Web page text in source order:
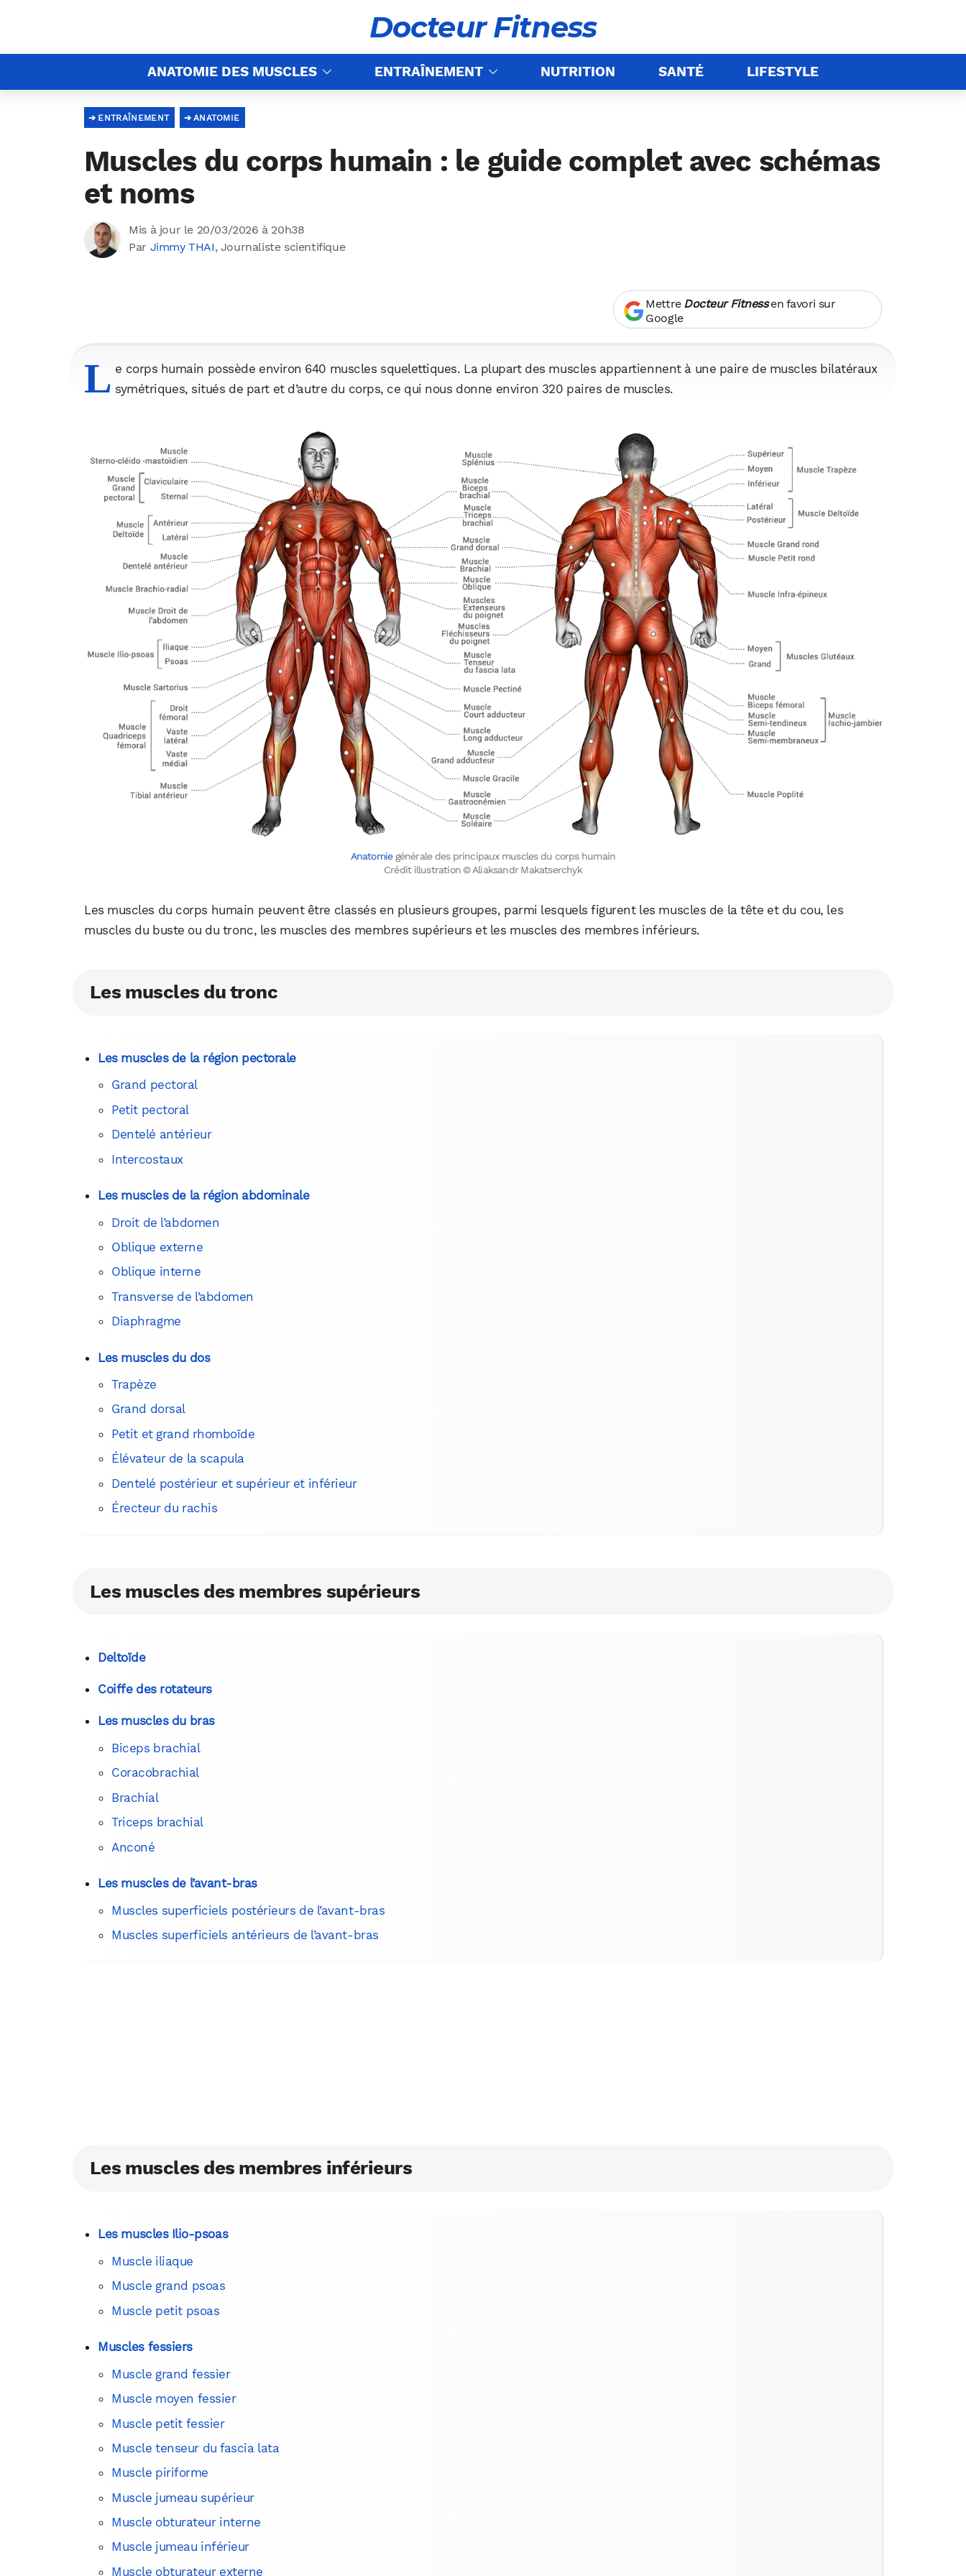
Docteur Fitness
ANATOMIE DES MUSCLES ENTRAÎNEMENT NUTRITION SANTÉ LIFESTYLE
ANATOMIE
ENTRAÎNEMENT
Muscles du corps humain : le guide complet avec schémas
et noms
Mis à jour le 20/03/2026 à 20h38
Par Jimmy THAI, Journaliste scientifique
Mettre Docteur Fitnessen favori sur
Google
L e corps humain possède environ 640 muscles squelettiques. La plupart des muscles appartiennent à une paire de muscles bilatéraux
symétriques, situés de part et d’autre du corps, ce qui nous donne environ 320 paires de muscles.
Anatomiegénérale des principaux muscles du corps humain
Crédit illustration © Aliaksandr Makatserchyk
Les muscles du corps humain peuvent être classés en plusieurs groupes, parmi lesquels figurent les muscles de la tête et du cou, les
muscles du buste ou du tronc, les muscles des membres supérieurs et les muscles des membres inférieurs.
Les muscles du tronc
Les muscles de la région pectorale
Grand pectoral
Petit pectoral
Dentelé antérieur
Intercostaux
Les muscles de la région abdominale
Droit de l’abdomen
Oblique externe
Oblique interne
Transverse de l’abdomen
Diaphragme
Les muscles du dos
Trapèze
Grand dorsal
Petit et grand rhomboïde
Élévateur de la scapula
Dentelé postérieur et supérieur et inférieur
Érecteur du rachis
Les muscles des membres supérieurs
Deltoïde
Coiffe des rotateurs
Les muscles du bras
Biceps brachial
Coracobrachial
Brachial
Triceps brachial
Anconé
Les muscles de l’avant-bras
Muscles superficiels postérieurs de l’avant-bras
Muscles superficiels antérieurs de l’avant-bras
Les muscles des membres inférieurs
Les muscles Ilio-psoas
Muscle iliaque
Muscle grand psoas
Muscle petit psoas
Muscles fessiers
Muscle grand fessier
Muscle moyen fessier
Muscle petit fessier
Muscle tenseur du fascia lata
Muscle piriforme
Muscle jumeau supérieur
Muscle obturateur interne
Muscle jumeau inférieur
Muscle obturateur externe